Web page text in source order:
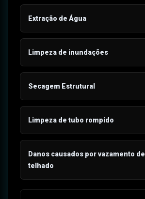
Extração de Água
Limpeza de inundações
Secagem Estrutural
Limpeza de tubo rompido
Danos causados por vazamento
telhado